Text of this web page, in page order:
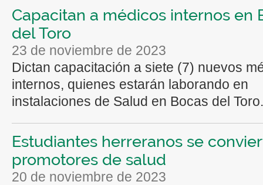
Capacitan a médicos internos en
del Toro
23 de noviembre de 2023
Dictan capacitación a siete (7) nuevos
internos, quienes estarán laborando en
instalaciones de Salud en Bocas del
Estudiantes herreranos se
promotores de salud
20 de noviembre de 2023